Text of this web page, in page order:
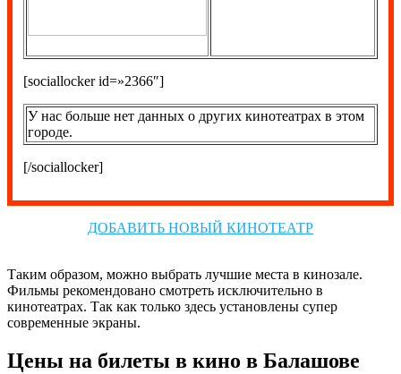
[sociallocker id=»2366″]
У нас больше нет данных о других кинотеатрах в этом
городе.
[/sociallocker]
ДОБАВИТЬ НОВЫЙ КИНОТЕАТР
Таким образом, можно выбрать лучшие места в кинозале.
Фильмы рекомендовано смотреть исключительно в
кинотеатрах. Так как только здесь установлены супер
современные экраны.
Цены на билеты в кино в Балашове